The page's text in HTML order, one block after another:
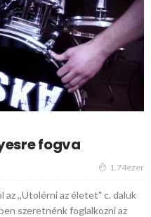
fogva
1.74ezer
az ,,Utolérni az életet" c. daluk
szeretnénk foglalkozni az